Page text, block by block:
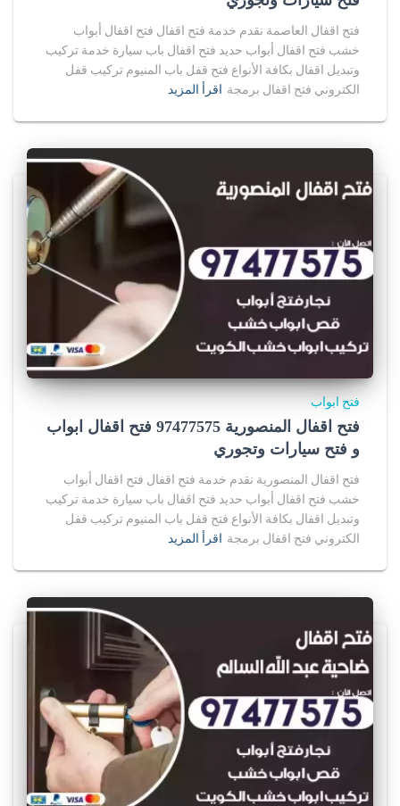
فتح اقفال العاصمة نقدم خدمة فتح اقفال فتح اقفال أبواب
خشب فتح اقفال أبواب حديد فتح اقفال باب سيارة خدمة تركيب
وتبديل اقفال بكافة الأنواع فتح قفل باب المنيوم تركيب قفل
الكتروني فتح اقفال برمجة اقرأ المزيد
فتح ابواب
فتح اقفال المنصورية 97477575 فتح اقفال ابواب
و فتح سيارات وتجوري
فتح اقفال المنصورية نقدم خدمة فتح اقفال فتح اقفال أبواب
خشب فتح اقفال أبواب حديد فتح اقفال باب سيارة خدمة تركيب
وتبديل اقفال بكافة الأنواع فتح قفل باب المنيوم تركيب قفل
الكتروني فتح اقفال برمجة اقرأ المزيد